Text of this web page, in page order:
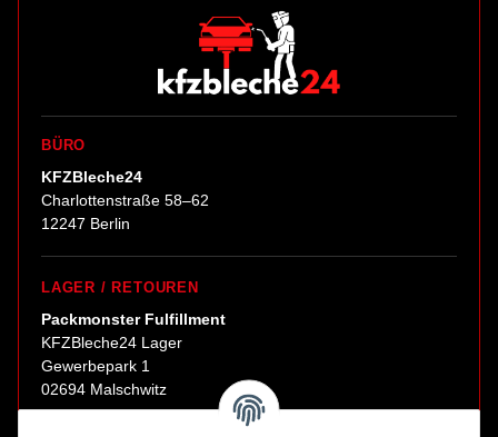
BÜRO
KFZBleche24
Charlottenstraße 58–62
12247 Berlin
LAGER / RETOUREN
Packmonster Fulfillment
KFZBleche24 Lager
Gewerbepark 1
02694 Malschwitz